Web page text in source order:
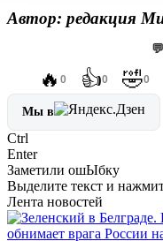
Автор: редакция
💬
🔥 0 👍0 🤣0
Мы в
Ctrl
Enter
Заметили ошЫбку
Выделите текст и
Лента новостей